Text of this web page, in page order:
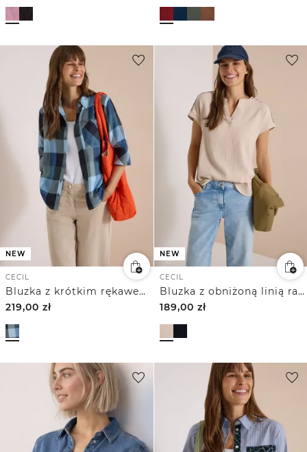
NEW
CECIL
Bluzka z krótkim rękawem w kratkę
219,00 zł
NEW
CECIL
Bluzka z obniżoną linią ramion i wyrazistą strukturą
189,00 zł